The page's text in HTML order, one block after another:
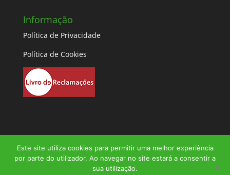
Informação
Política de Privacidade
Política de Cookies
Este site utiliza cookies para permitir uma melhor experiência
por parte do utilizador. Ao navegar no site estará a consentir a
sua utilização.